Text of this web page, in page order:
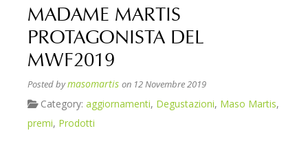
MADAME MARTIS
PROTAGONISTA DEL
MWF2019
Posted bymasomartis on 12 Novembre 2019
Category: aggiornamenti, Degustazioni, Maso Martis,
premi, Prodotti